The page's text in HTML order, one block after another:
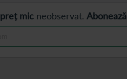
preț mic neobservat.